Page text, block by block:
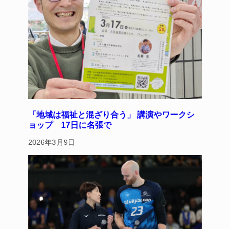
「地域は福祉と混ざり合う」 講演やワークシ
ョップ 17日に名張で
2026年3月9日